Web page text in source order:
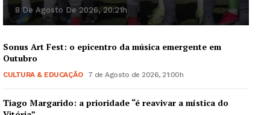
8 De Agosto De 2026, 20:21h
Sonus Art Fest: o epicentro da música emergente em
Outubro
CULTURA & EDUCAÇÃO 7 de Agosto de 2026, 21:00h
Tiago Margarido: a prioridade “é reavivar a mística do